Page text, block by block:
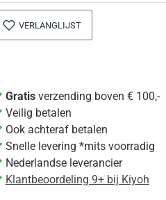
VERLANGLIJST
Gratisverzending boven € 100,-
Veilig betalen
Ook achteraf betalen
Snelle levering *mits voorradig
Nederlandse leverancier
Klantbeoordeling 9+ bij Kiyoh